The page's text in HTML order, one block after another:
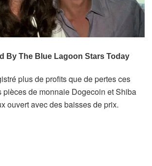
plus de profits que de pertes ces
pièces de monnaie Dogecoin et Shiba
ouvert avec des baisses de prix.